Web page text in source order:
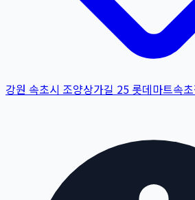
강원 속초시 조양상가길 25 롯데마트속